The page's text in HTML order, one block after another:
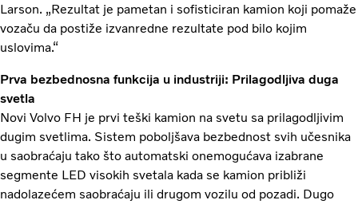
Larson. „Rezultat je pametan i sofisticiran kamion koji pomaže
vozaču da postiže izvanredne rezultate pod bilo kojim
uslovima.“
Prva bezbednosna funkcija u industriji: Prilagodljiva duga
svetla
Novi Volvo FH je prvi teški kamion na svetu sa prilagodljivim
dugim svetlima. Sistem poboljšava bezbednost svih učesnika
u saobraćaju tako što automatski onemogućava izabrane
segmente LED visokih svetala kada se kamion približi
nadolazećem saobraćaju ili drugom vozilu od pozadi. Dugo